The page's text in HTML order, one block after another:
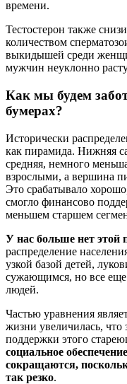
времени.
Тестостерон также
количеством
выкидышей среди
мужчин неуклонно
Как мы будем
бумерах?
Исторически
как пирамида. Нижняя
средняя, немного
взрослыми, а вершина
Это срабатывало
смогло финансово
меньшем старшем
У нас больше нет этой
распределение
узкой базой детей,
сужающимся, но все
людей.
Частью уравнения
жизни увеличилась, что
поддержки этого
социальное
сокращаются,
так резко.